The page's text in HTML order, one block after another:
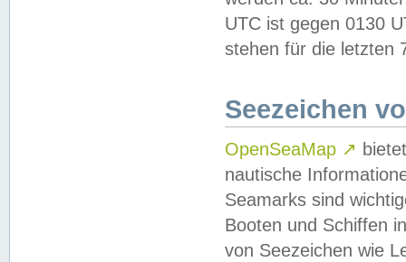
UTC ist gegen 0130
stehen für die letzten
Seezeichen
OpenSeaMap ↗
nautische
Seamarks sind
Booten und Schiffen
von Seezeichen wie